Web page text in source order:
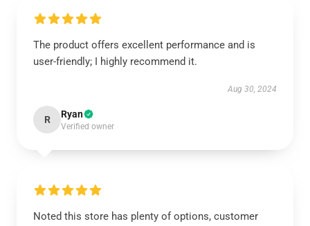
The product offers excellent performance and is
user-friendly; I highly recommend it.
Aug 30, 2024
R Ryan
Verified owner
Noted this store has plenty of options, customer